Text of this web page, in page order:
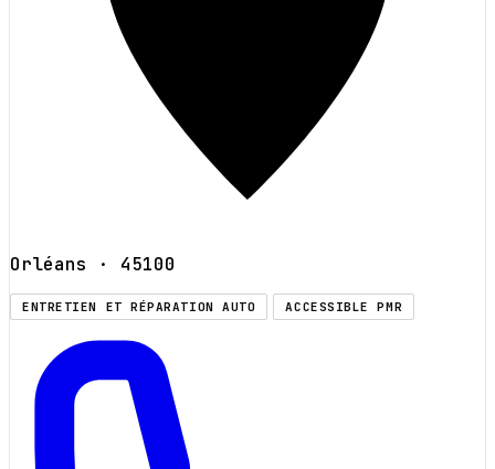
Orléans · 45100
ENTRETIEN ET RÉPARATION AUTO ACCESSIBLE PMR